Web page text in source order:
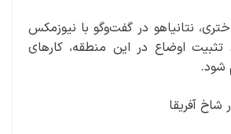
نتانیاهو در گفت‌وگو با نیوزمکس
تثبیت اوضاع در این منطقه، کارهای
شود.
شاخ آفریقا